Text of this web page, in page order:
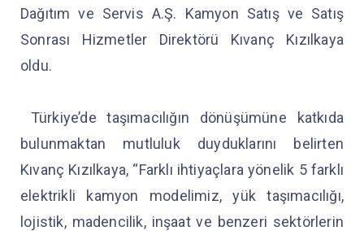
Dağıtım ve Servis A.Ş. Kamyon Satış ve Satış
Sonrası Hizmetler Direktörü Kıvanç Kızılkaya
oldu.
Türkiye’de taşımacılığın dönüşümüne katkıda
bulunmaktan mutluluk duyduklarını belirten
Kıvanç Kızılkaya, “Farklı ihtiyaçlara yönelik 5 farklı
elektrikli kamyon modelimiz, yük taşımacılığı,
lojistik, madencilik, inşaat ve benzeri sektörlerin